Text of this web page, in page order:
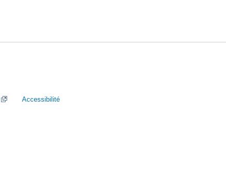
Accessibilité